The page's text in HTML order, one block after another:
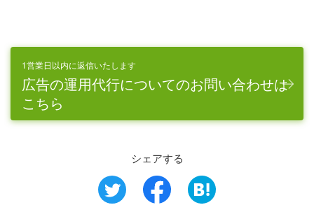
1営業日以内に返信いたします
広告の運用代行についてのお問い合わせは
こちら
シェアする